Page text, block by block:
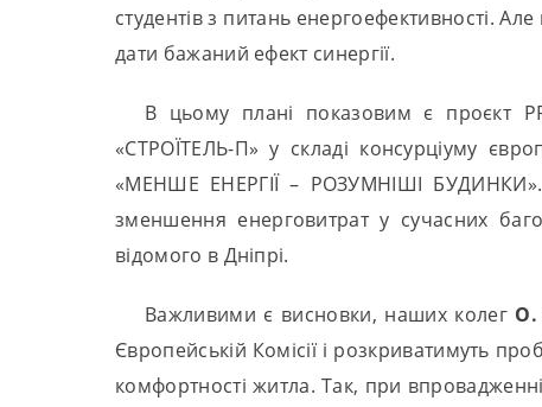
студентів з питань енергоефективності.
дати бажаний ефект синергії.
В цьому плані показовим є проєкт
«СТРОЇТЕЛЬ-П» у складі консурціуму
«МЕНШЕ ЕНЕРГІЇ – РОЗУМНІШІ БУДИНКИ».
зменшення енерговитрат у сучасних
відомого в Дніпрі.
Важливими є висновки, наших колег О.
Європейській Комісії і розкриватимуть
комфортності житла. Так, при